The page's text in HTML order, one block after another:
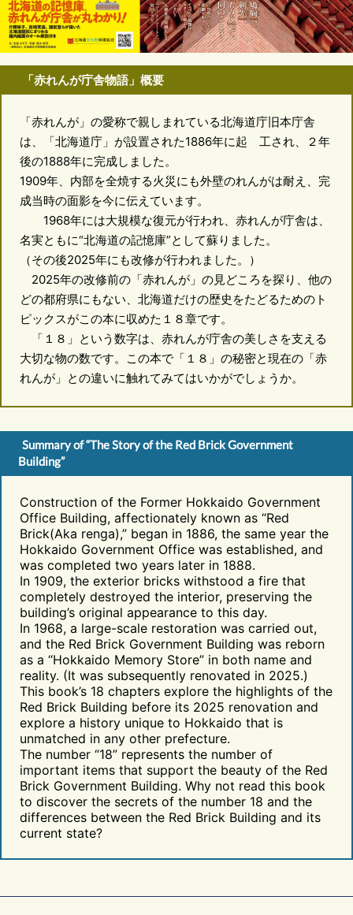
「赤れんが庁舎物語」概要
「赤れんが」の愛称で親しまれている北海道庁旧本庁舎
は、「北海道庁」が設置された1886年に起 工され、２年
後の1888年に完成しました。
1909年、内部を全焼する火災にも外壁のれんがは耐え、完
成当時の面影を今に伝えています。
1968年には大規模な復元が行われ、赤れんが庁舎は、
名実ともに“北海道の記憶庫”として蘇りました。
（その後2025年にも改修が行われました。）
2025年の改修前の「赤れんが」の見どころを探り、他の
どの都府県にもない、北海道だけの歴史をたどるためのト
ピックスがこの本に収めた１８章です。
「１８」という数字は、赤れんが庁舎の美しさを支える
大切な物の数です。この本で「１８」の秘密と現在の「赤
れんが」との違いに触れてみてはいかがでしょうか。
Summary of “The Story of the Red Brick Government
Building”
Construction of the Former Hokkaido Government
Office Building, affectionately known as “Red
Brick(Aka renga),” began in 1886, the same year the
Hokkaido Government Office was established, and
was completed two years later in 1888.
In 1909, the exterior bricks withstood a fire that
completely destroyed the interior, preserving the
building’s original appearance to this day.
In 1968, a large-scale restoration was carried out,
and the Red Brick Government Building was reborn
as a “Hokkaido Memory Store” in both name and
reality. (It was subsequently renovated in 2025.)
This book’s 18 chapters explore the highlights of the
Red Brick Building before its 2025 renovation and
explore a history unique to Hokkaido that is
unmatched in any other prefecture.
The number “18” represents the number of
important items that support the beauty of the Red
Brick Government Building. Why not read this book
to discover the secrets of the number 18 and the
differences between the Red Brick Building and its
current state?